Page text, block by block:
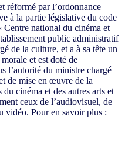
réformé par l’ordonnance
à la partie législative du code
Centre national du cinéma et
public administratif
de la culture, et a à sa tête un
et est doté de
l’autorité du ministre chargé
de mise en œuvre de la
cinéma et des autres arts et
ceux de l’audiovisuel, de
vidéo. Pour en savoir plus :